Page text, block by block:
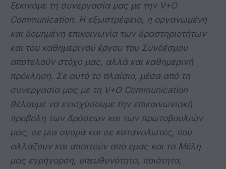
ξεκινάμε τη συνεργασία μας με την V+O
Communication. Η εξωστρέφεια, η οργανωμένη
και δομημένη επικοινωνία των δραστηριοτήτων
και του καθημερινού έργου του Συνδέσμου
αποτελούν στόχο μας, αλλά και καθημερινή
πρόκληση. Σε αυτό το πλαίσιο, μέσα από τη
συνεργασία μας με τη V+O Communication
θέλουμε να ενισχύσουμε την επικοινωνιακή
προβολή των δράσεων και των πρωτοβουλιών
μας, σε μια αγορά και σε καταναλωτές, που
αλλάζουν και απαιτούν από εμάς και τα Μέλη
μας εγρήγορση, υπευθυνότητα, ποιότητα,